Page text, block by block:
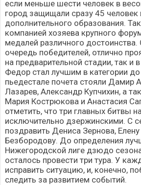
если меньше шести человек в
город защищали сразу 45 человек
дополнительного образования.
компанией хозяева крупного
медалей различного
очередь победителей, отлично
на предварительной стадии, так
Федор стал лучшим в категории
пьедестале почета стояли Дамир
Лазарев, Александр Купчихин, а
Мария Кострюкова и Анастасия
отметить, что три главных битвы
исключительно дзержинскими. С
поздравить Дениса Зернова,
Безбородову. До определения
Нижегородской лиге дзюдо
осталось провести три тура. У
исправить ситуацию, и, конечно,
следить за развитием событий.